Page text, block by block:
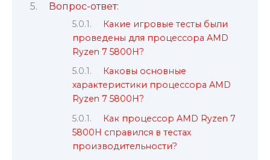
Вопрос-ответ:
Какие игровые тесты были
проведены для процессора AMD
Ryzen 7 5800H?
Каковы основные
характеристики процессора AMD
Ryzen 7 5800H?
Как процессор AMD Ryzen 7
5800H справился в тестах
производительности?